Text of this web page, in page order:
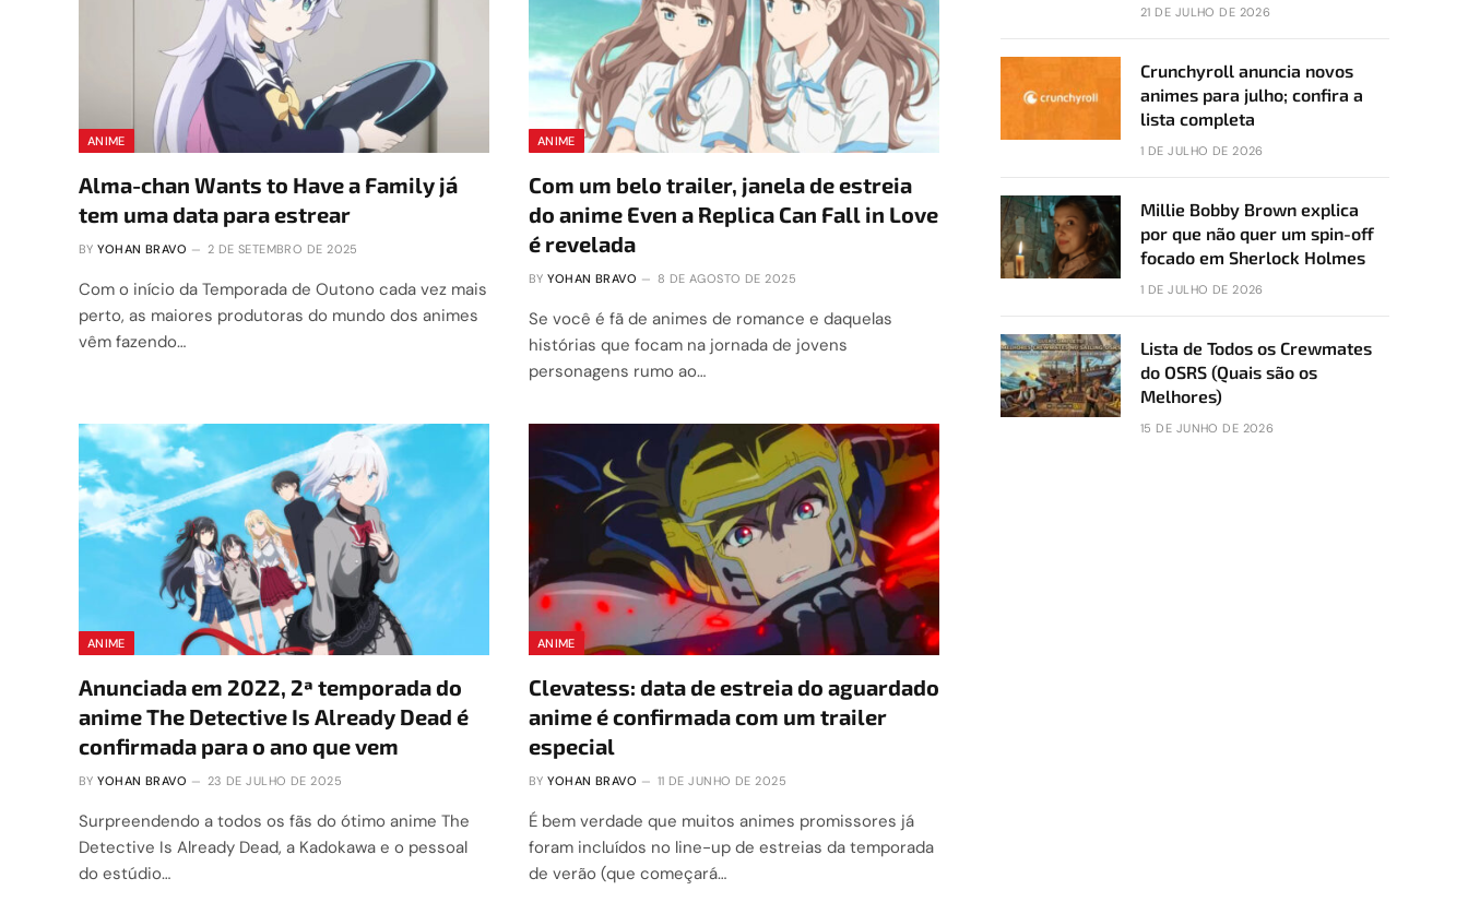
ANIME
Alma-chan Wants to Have a Family já
tem uma data para estrear
BY YOHAN BRAVO 2 DE SETEMBRO DE 2025
Com o início da Temporada de Outono cada vez mais
perto, as maiores produtoras do mundo dos animes
vêm fazendo…
ANIME
Com um belo trailer, janela de estreia
do anime Even a Replica Can Fall in Love
é revelada
BY YOHAN BRAVO 8 DE AGOSTO DE 2025
Se você é fã de animes de romance e daquelas
histórias que focam na jornada de jovens
personagens rumo ao…
ANIME
Anunciada em 2022, 2ª temporada do
anime The Detective Is Already Dead é
confirmada para o ano que vem
BY YOHAN BRAVO 23 DE JULHO DE 2025
Surpreendendo a todos os fãs do ótimo anime The
Detective Is Already Dead, a Kadokawa e o pessoal
do estúdio…
ANIME
Clevatess: data de estreia do aguardado
anime é confirmada com um trailer
especial
BY YOHAN BRAVO 11 DE JUNHO DE 2025
É bem verdade que muitos animes promissores já
foram incluídos no line-up de estreias da temporada
de verão (que começará…
21 DE JULHO DE 2026
Crunchyroll anuncia novos
animes para julho; confira a
lista completa
1 DE JULHO DE 2026
Millie Bobby Brown explica
por que não quer um spin-off
focado em Sherlock Holmes
1 DE JULHO DE 2026
Lista de Todos os Crewmates
do OSRS (Quais são os
Melhores)
15 DE JUNHO DE 2026